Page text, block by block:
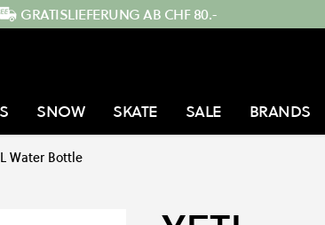
GRATISLIEFERUNG AB CHF 80.-
SNOW SKATE SALE BRANDS
Water Bottle